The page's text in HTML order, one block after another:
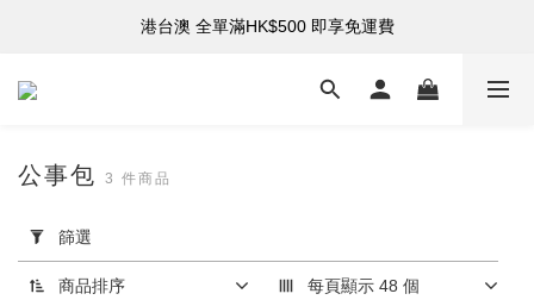
購買指定折扣貨品可享7折
港台澳 全單滿HK$500 即享免運費
購買指定折扣貨品可享7折
用
篩
選
公事包 3 件商品
篩選
商品排序 每頁顯示 48 個